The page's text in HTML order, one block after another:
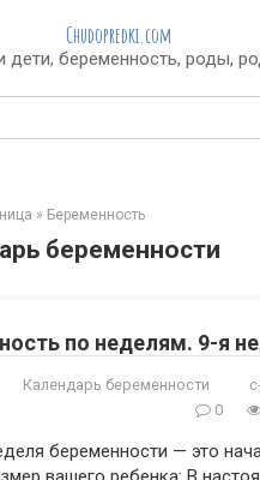
Chudopredki.com
дети, беременность, роды,
» Беременность
беременности
по неделям. 9-я
Календарь беременности
0
беременности — это